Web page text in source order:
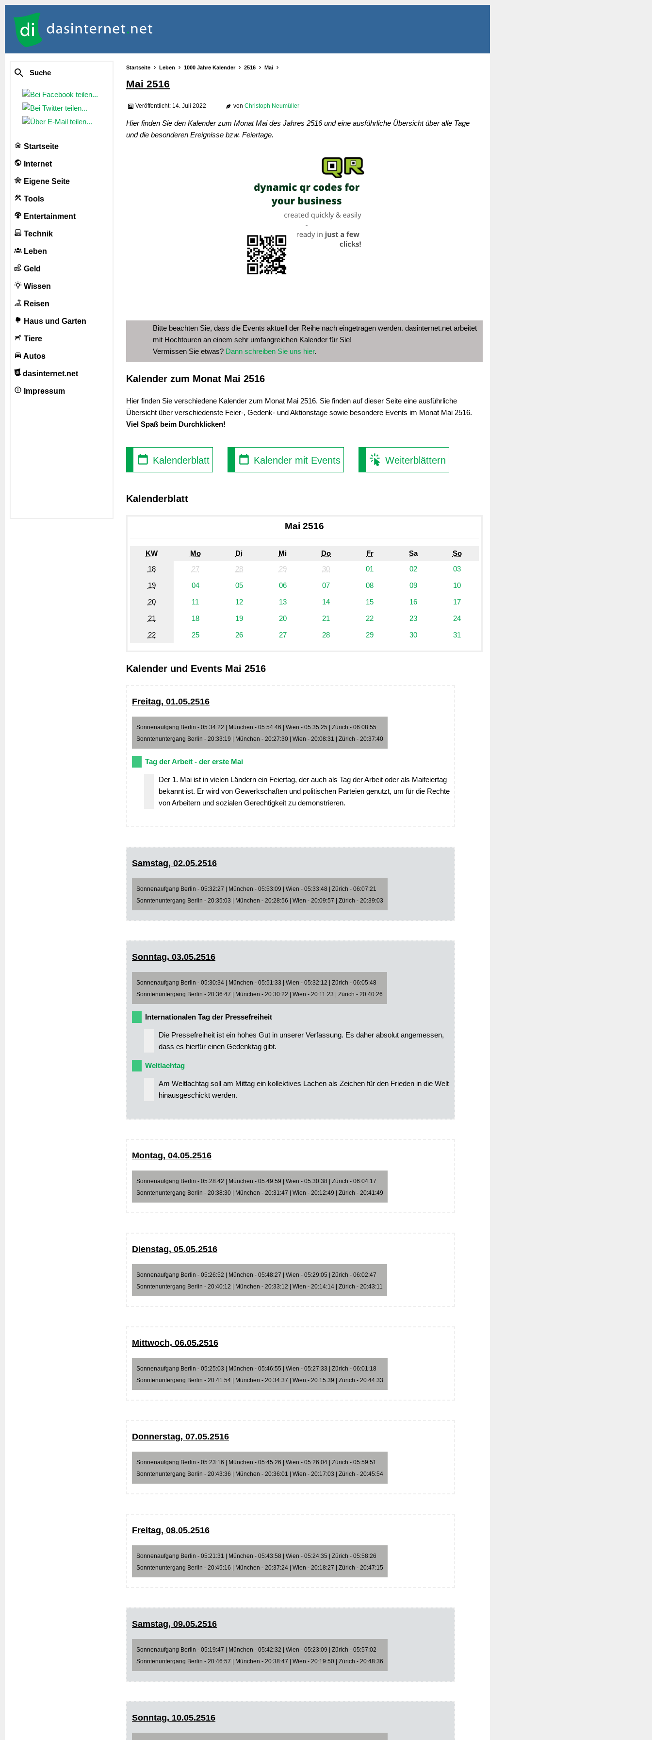
Suche
Startseite
Internet
Eigene Seite
Tools
Entertainment
Technik
Leben
Geld
Wissen
Reisen
Haus und Garten
Tiere
Autos
dasinternet.net
Impressum
Startseite Leben 1000 Jahre Kalender 2516 Mai
Mai 2516
Veröffentlicht: 14. Juli 2022 von Christoph Neumüller
Hier finden Sie den Kalender zum Monat Mai des Jahres 2516 und eine ausführliche Übersicht über alle Tage
und die besonderen Ereignisse bzw. Feiertage.
Bitte beachten Sie, dass die Events aktuell der Reihe nach eingetragen werden. dasinternet.net arbeitet
mit Hochtouren an einem sehr umfangreichen Kalender für Sie!
Vermissen Sie etwas? Dann schreiben Sie uns hier.
Kalender zum Monat Mai 2516
Hier finden Sie verschiedene Kalender zum Monat Mai 2516. Sie finden auf dieser Seite eine ausführliche
Übersicht über verschiedenste Feier-, Gedenk- und Aktionstage sowie besondere Events im Monat Mai 2516.
Viel Spaß beim Durchklicken!
Kalenderblatt Kalender mit Events Weiterblättern
Kalenderblatt
Mai 2516
KW Mo Di Mi Do Fr Sa
So
18
27 28 29 30 01 02
03
19
04 05 06 07 08 09
10
20
11 12 13 14 15 16
17
21
18 19 20 21 22 23
24
22
25 26 27 28 29 30 31
Kalender und Events Mai 2516
Freitag, 01.05.2516
Sonnenaufgang Berlin - 05:34:22 | München - 05:54:46 | Wien - 05:35:25 | Zürich - 06:08:55
Sonntenuntergang Berlin - 20:33:19 | München - 20:27:30 | Wien - 20:08:31 | Zürich - 20:37:40
Tag der Arbeit - der erste Mai
Der 1. Mai ist in vielen Ländern ein Feiertag, der auch als Tag der Arbeit oder als Maifeiertag
bekannt ist. Er wird von Gewerkschaften und politischen Parteien genutzt, um für die Rechte
von Arbeitern und sozialen Gerechtigkeit zu demonstrieren.
Samstag, 02.05.2516
Sonnenaufgang Berlin - 05:32:27 | München - 05:53:09 | Wien - 05:33:48 | Zürich - 06:07:21
Sonntenuntergang Berlin - 20:35:03 | München - 20:28:56 | Wien - 20:09:57 | Zürich - 20:39:03
Sonntag, 03.05.2516
Sonnenaufgang Berlin - 05:30:34 | München - 05:51:33 | Wien - 05:32:12 | Zürich - 06:05:48
Sonntenuntergang Berlin - 20:36:47 | München - 20:30:22 | Wien - 20:11:23 | Zürich - 20:40:26
Internationalen Tag der Pressefreiheit
Die Pressefreiheit ist ein hohes Gut in unserer Verfassung. Es daher absolut angemessen,
dass es hierfür einen Gedenktag gibt.
Weltlachtag
Am Weltlachtag soll am Mittag ein kollektives Lachen als Zeichen für den Frieden in die Welt
hinausgeschickt werden.
Montag, 04.05.2516
Sonnenaufgang Berlin - 05:28:42 | München - 05:49:59 | Wien - 05:30:38 | Zürich - 06:04:17
Sonntenuntergang Berlin - 20:38:30 | München - 20:31:47 | Wien - 20:12:49 | Zürich - 20:41:49
Dienstag, 05.05.2516
Sonnenaufgang Berlin - 05:26:52 | München - 05:48:27 | Wien - 05:29:05 | Zürich - 06:02:47
Sonntenuntergang Berlin - 20:40:12 | München - 20:33:12 | Wien - 20:14:14 | Zürich - 20:43:11
Mittwoch, 06.05.2516
Sonnenaufgang Berlin - 05:25:03 | München - 05:46:55 | Wien - 05:27:33 | Zürich - 06:01:18
Sonntenuntergang Berlin - 20:41:54 | München - 20:34:37 | Wien - 20:15:39 | Zürich - 20:44:33
Donnerstag, 07.05.2516
Sonnenaufgang Berlin - 05:23:16 | München - 05:45:26 | Wien - 05:26:04 | Zürich - 05:59:51
Sonntenuntergang Berlin - 20:43:36 | München - 20:36:01 | Wien - 20:17:03 | Zürich - 20:45:54
Freitag, 08.05.2516
Sonnenaufgang Berlin - 05:21:31 | München - 05:43:58 | Wien - 05:24:35 | Zürich - 05:58:26
Sonntenuntergang Berlin - 20:45:16 | München - 20:37:24 | Wien - 20:18:27 | Zürich - 20:47:15
Samstag, 09.05.2516
Sonnenaufgang Berlin - 05:19:47 | München - 05:42:32 | Wien - 05:23:09 | Zürich - 05:57:02
Sonntenuntergang Berlin - 20:46:57 | München - 20:38:47 | Wien - 20:19:50 | Zürich - 20:48:36
Sonntag, 10.05.2516